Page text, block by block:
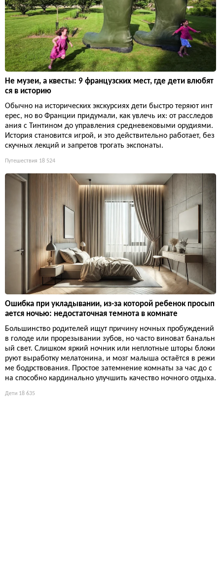
Не музеи, а квесты: 9 французских мест, где дети влюбят
ся в историю
Обычно на исторических экскурсиях дети быстро теряют инт
ерес, но во Франции придумали, как увлечь их: от расследов
ания с Тинтином до управления средневековыми орудиями.
История становится игрой, и это действительно работает, без
скучных лекций и запретов трогать экспонаты.
Путешествия 18 524
Ошибка при укладывании, из-за которой ребенок просып
ается ночью: недостаточная темнота в комнате
Большинство родителей ищут причину ночных пробуждений
в голоде или прорезывании зубов, но часто виноват банальн
ый свет. Слишком яркий ночник или неплотные шторы блоки
руют выработку мелатонина, и мозг малыша остаётся в режи
ме бодрствования. Простое затемнение комнаты за час до с
на способно кардинально улучшить качество ночного отдыха.
Дети 18 635